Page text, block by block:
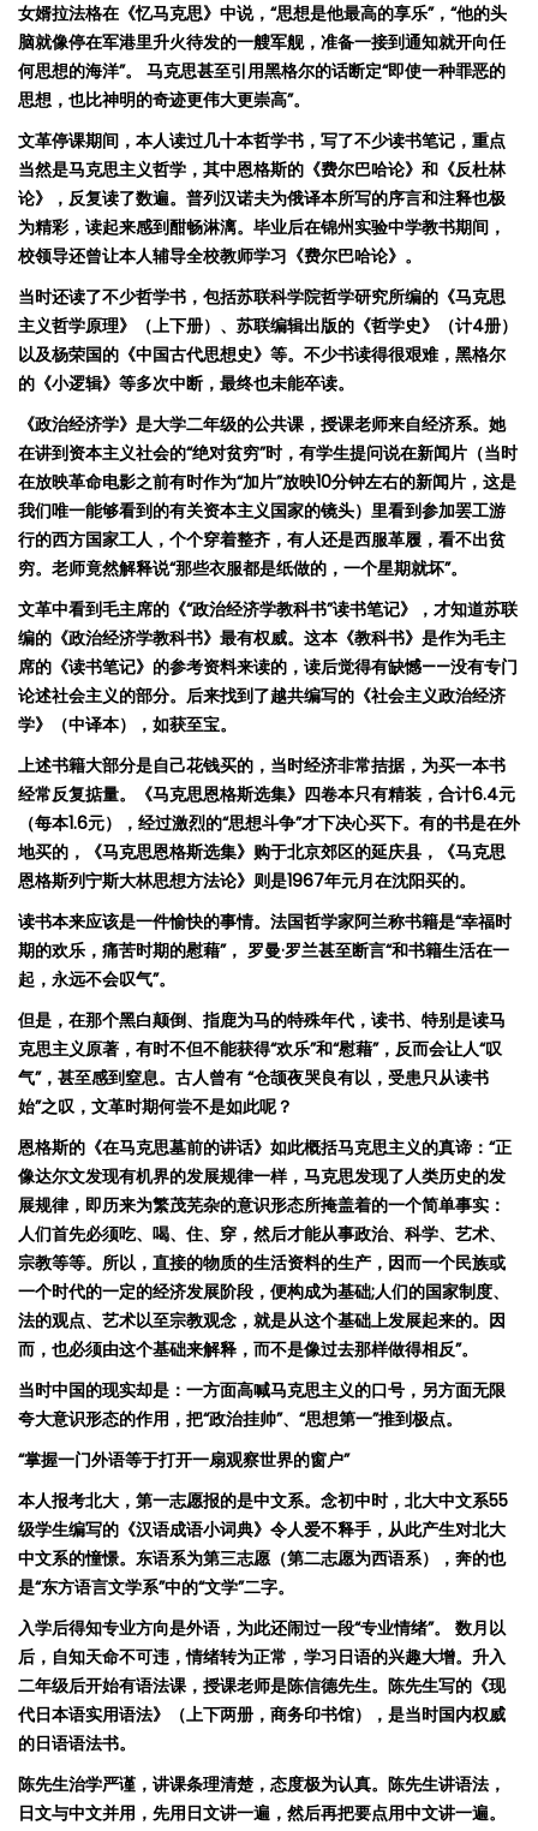
女婿拉法格在 《忆马克思》中说， “思想是他最高的享乐”， “他的头
脑就像停在军港里升火待发的一艘军舰， 准备一接到通知就开向任
何思想的海洋”。 马克思甚至引用黑格尔的话断定“即使一种罪恶的
思想，也比神明的奇迹更伟大更崇高”。
文革停课期间，本人读过几十本哲学书，写了不少读书笔记，重点
当然是马克思主义哲学，其中恩格斯的《费尔巴哈论》和《反杜林
论》，反复读了数遍。普列汉诺夫为俄译本所写的序言和注释也极
为精彩，读起来感到酣畅淋漓。毕业后在锦州实验中学教书期间，
校领导还曾让本人辅导全校教师学习《费尔巴哈论》。
当时还读了不少哲学书，包括苏联科学院哲学研究所编的《马克思
主义哲学原理》（上下册）、苏联编辑出版的《哲学史》（计4册）
以及杨荣国的《中国古代思想史》等。 不少书读得很艰难，黑格尔
的《小逻辑》等多次中断，最终也未能卒读。
《政治经济学》是大学二年级的公共课，授课老师来自经济系。她
在讲到资本主义社会的“绝对贫穷”时，有学生提问说在新闻片（当时
在放映革命电影之前有时作为“加片”放映10分钟左右的新闻片，这是
我们唯一能够看到的有关资本主义国家的镜头）里看到参加罢工游
行的西方国家工人，个个穿着整齐，有人还是西服革履，看不出贫
穷。老师竟然解释说“那些衣服都是纸做的，一个星期就坏”。
文革中看到毛主席的《“政治经济学教科书”读书笔记》，才知道苏联
编的《政治经济学教科书》最有权威。这本《教科书》是作为毛主
席的《读书笔记》的参考资料来读的，读后觉得有缺憾——没有专门
论述社会主义的部分。后来找到了越共编写的《社会主义政治经济
学》（中译本），如获至宝。
上述书籍大部分是自己花钱买的，当时经济非常拮据，为买一本书
经常反复掂量。
《马克思恩格斯选集》四卷本只有精装，合计6.4元
（每本1.6元） ， 经过激烈的“思想斗争”才下决心买下。有的书是在外
地买的，《马克思恩格斯选集》购于北京郊区的延庆县，《马克思
恩格斯列宁斯大林思想方法论》则是1967年元月在沈阳买的。
读书本来应该是一件愉快的事情。法国哲学家阿兰称书籍是“幸福时
期的欢乐，痛苦时期的慰藉”， 罗曼·罗兰甚至断言“和书籍生活在一
起，永远不会叹气”。
但是，在那个黑白颠倒、指鹿为马的特殊年代，读书、特别是读马
克思主义原著，有时不但不能获得“欢乐”和“慰藉”，反而会让人“叹
气”，甚至感到窒息。古人曾有 “仓颉夜哭良有以，受患只从读书
始”之叹， 文革时期何尝不是如此呢？
恩格斯的《在马克思墓前的讲话》如此概括马克思主义的真谛 ： “正
像达尔文发现有机界的发展规律一样，马克思发现了人类历史的发
展规律，即历来为繁茂芜杂的意识形态所掩盖着的一个简单事实：
人们首先必须吃、喝、住、穿，然后才能从事政治、科学、艺术、
宗教等等。所以，直接的物质的生活资料的生产 ，因而一个民族或
一个时代的一定的经济发展阶段，便构成为基础;人们的国家制度、
法的观点、 艺术以至宗教观念 ，就是从这个基础上发展起来的。因
而，也必须由这个基础来解释 ，而不是像过去那样做得相反”。
当时中国的现实却是 ： 一方面高喊马克思主义的口号，另方面无限
夸大意识形态的作用，把“政治挂帅”、 “思想第一”推到极点。
“掌握一门外语等于打开一扇观察世界的窗户”
本人报考北大，第一志愿报的是中文系。念初中时，北大中文系55
级学生编写的《汉语成语小词典》令人爱不释手，从此产生对北大
中文系的憧憬。东语系为第三志愿（第二志愿为西语系），奔的也
是“东方语言文学系”中的“文学”二字。
入学后得知专业方向是外语，为此还闹过一段“专业情绪”。 数月以
后，自知天命不可违，情绪转为正常，学习日语的兴趣大增。升入
二年级后开始有语法课，授课老师是陈信德先生。陈先生写的《现
代日本语实用语法》（上下两册，商务印书馆），是当时国内权威
的日语语法书。
陈先生治学严谨，讲课条理清楚，态度极为认真。陈先生讲语法，
日文与中文并用，先用日文讲一遍，然后再把要点用中文讲一遍。